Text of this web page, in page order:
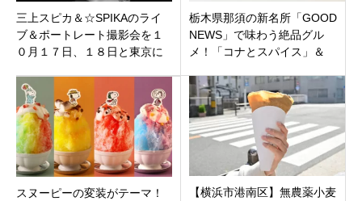
三上スピカ＆☆SPIKAのライ
ブ＆ポートレート撮影会を１
０月１７日、１８日と東京に
栃木県那須の新名所「GOOD
NEWS」で味わう絶品グル
メ！「コナとスパイス」＆
説。
スヌーピーの変装がテーマ！
【横浜市港南区】無農薬小麦